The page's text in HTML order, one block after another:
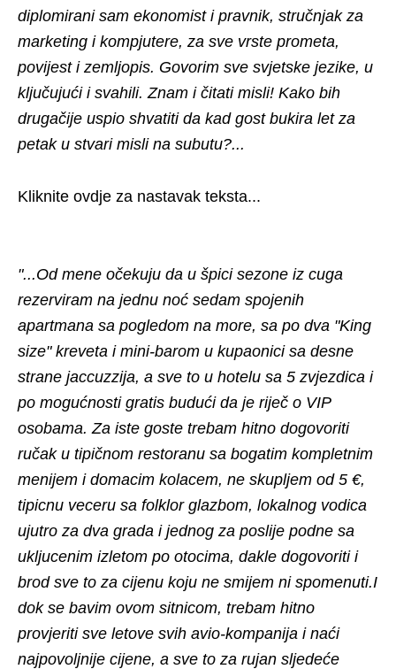
diplomirani sam ekonomist i pravnik, stručnjak za
marketing i kompjutere, za sve vrste prometa,
povijest i zemljopis. Govorim sve svjetske jezike, u
ključujući i svahili. Znam i čitati misli! Kako bih
drugačije uspio shvatiti da kad gost bukira let za
petak u stvari misli na subutu?...
Kliknite ovdje za nastavak teksta...
"...Od mene očekuju da u špici sezone iz cuga
rezerviram na jednu noć sedam spojenih
apartmana sa pogledom na more, sa po dva "King
size" kreveta i mini-barom u kupaonici sa desne
strane jaccuzzija, a sve to u hotelu sa 5 zvjezdica i
po mogućnosti gratis budući da je riječ o VIP
osobama. Za iste goste trebam hitno dogovoriti
ručak u tipičnom restoranu sa bogatim kompletnim
menijem i domacim kolacem, ne skupljem od 5 €,
tipicnu veceru sa folklor glazbom, lokalnog vodica
ujutro za dva grada i jednog za poslije podne sa
ukljucenim izletom po otocima, dakle dogovoriti i
brod sve to za cijenu koju ne smijem ni spomenuti.I
dok se bavim ovom sitnicom, trebam hitno
provjeriti sve letove svih avio-kompanija i naći
najpovoljnije cijene, a sve to za rujan sljedeće